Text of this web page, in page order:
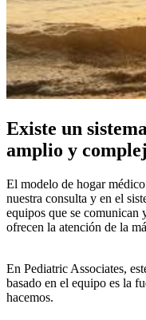
Existe un
amplio y
El modelo de hogar
nuestra consulta y en el
equipos que se comunican
ofrecen la atención de la
En Pediatric Associates,
basado en el equipo es la
hacemos.